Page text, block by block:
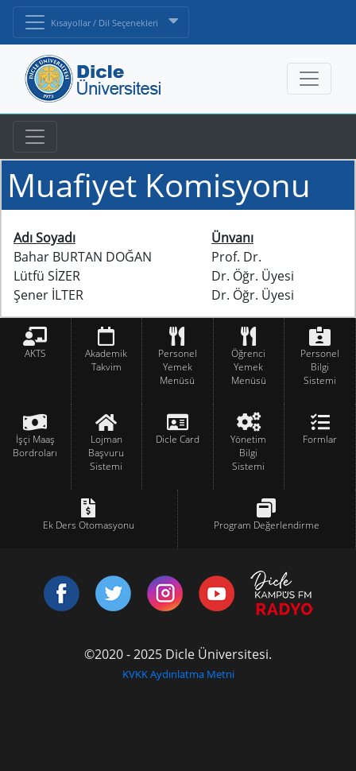
Kısayollar / Dil Seçenekleri
Muafiyet Komisyonu
Adı Soyadı
Ünvanı
Bahar BURTAN DOĞAN
Prof. Dr.
Lütfü SİZER
Dr. Öğr. Üyesi
Şener İLTER
Dr. Öğr. Üyesi
AKTS
Akademik
Takvim
Personel
Yemek
Menüsü
Öğrenci
Yemek
Menüsü
Personel
Bilgi
Sistemi
İşçi Maaş
Bordroları
Lojman
Başvuru
Sistemi
Dicle Card
Yönetim
Bilgi
Sistemi
Formlar
Ek Ders Otomasyonu Program Değerlendirme
©2020 - 2025 Dicle Üniversitesi.
KVKK Aydınlatma Metni